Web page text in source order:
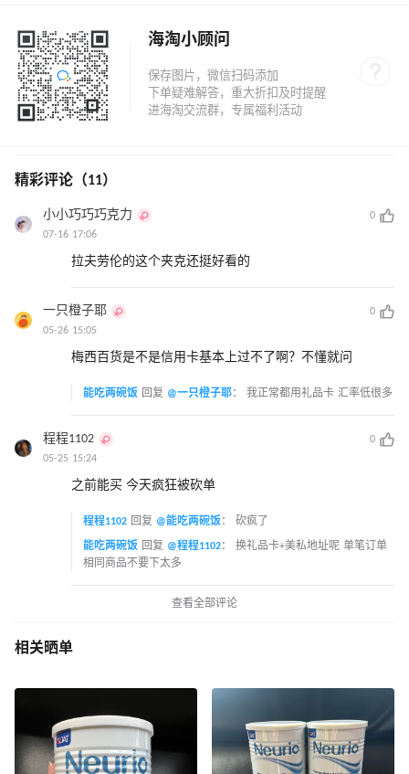
海淘小顾问
精彩评论（11）
小小巧巧巧克力
0
07-16 17:06
拉夫劳伦的这个夹克还挺好看的
一只橙子耶
0
05-26 15:05
梅西百货是不是信用卡基本上过不了啊？不懂就问
能吃两碗饭 回复 @一只橙子耶： 我正常都用礼品卡 汇率低很多
程程1102
0
05-25 15:24
之前能买 今天疯狂被砍单
程程1102 回复 @能吃两碗饭： 砍疯了
能吃两碗饭 回复 @程程1102： 换礼品卡+美私地址呢 单笔订单
相同商品不要下太多
查看全部评论
相关晒单